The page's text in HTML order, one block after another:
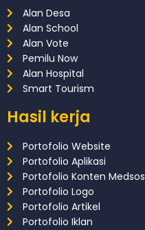
Alan Desa
Alan School
Alan Vote
Pemilu Now
Alan Hospital
Smart Tourism
Hasil kerja
Portofolio Website
Portofolio Aplikasi
Portofolio Konten Medsos
Portofolio Logo
Portofolio Artikel
Portofolio Iklan